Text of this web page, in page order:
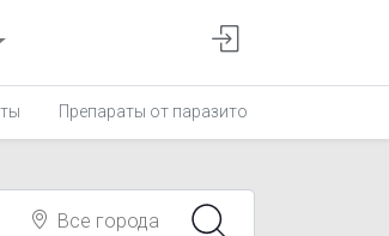
Препараты от паразитов
Все города